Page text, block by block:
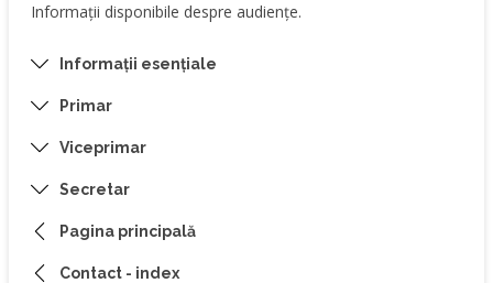
Informații disponibile despre audiențe.
Informații esențiale
Primar
Viceprimar
Secretar
Pagina principală
Contact - index